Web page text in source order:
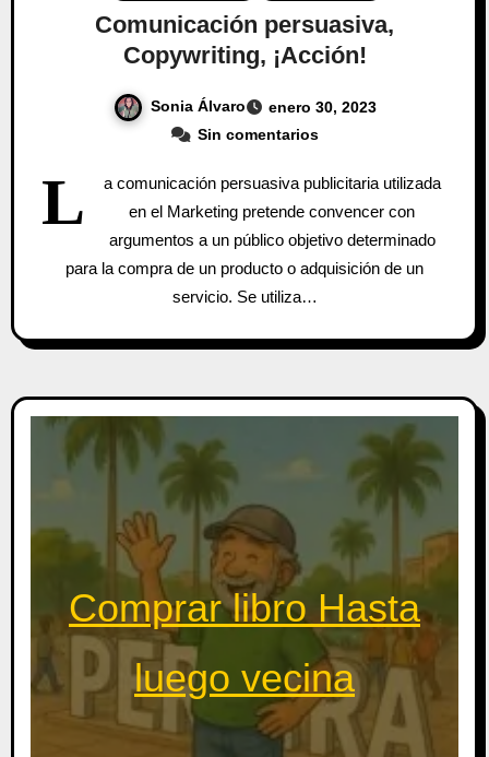
Comunicación persuasiva,
Copywriting, ¡Acción!
Sonia Álvaro
enero 30, 2023
Sin comentarios
L
a comunicación persuasiva publicitaria utilizada
en el Marketing pretende convencer con
argumentos a un público objetivo determinado
para la compra de un producto o adquisición de un
servicio. Se utiliza…
Comprar libro Hasta
luego vecina